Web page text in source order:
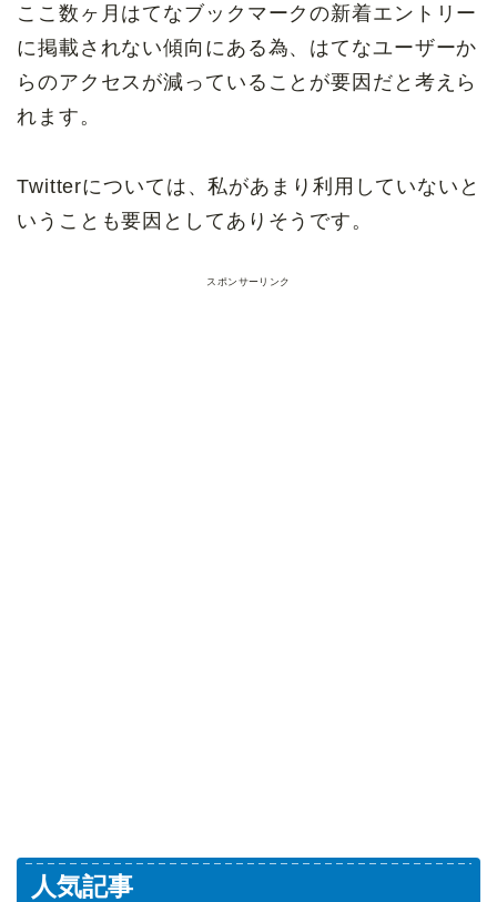
ここ数ヶ月はてなブックマークの新着エントリー
に掲載されない傾向にある為、はてなユーザーか
らのアクセスが減っていることが要因だと考えら
れます。
Twitterについては、私があまり利用していないと
いうことも要因としてありそうです。
スポンサーリンク
人気記事